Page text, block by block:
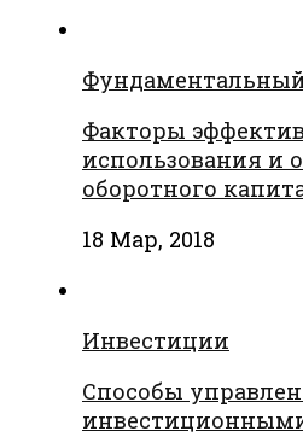
Факторы
использования и
оборотного
18 Мар, 2018
Инвестиции
Способы